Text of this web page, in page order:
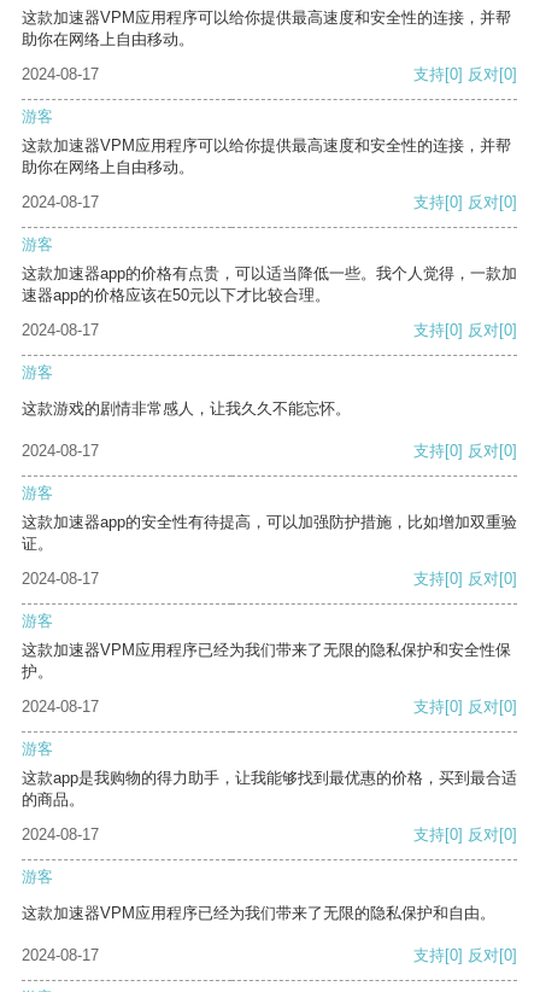
这款加速器VPM应用程序可以给你提供最高速度和安全性的连接，并帮
助你在网络上自由移动。
2024-08-17
支持[0] 反对[0]
游客
这款加速器VPM应用程序可以给你提供最高速度和安全性的连接，并帮
助你在网络上自由移动。
2024-08-17
支持[0] 反对[0]
游客
这款加速器app的价格有点贵，可以适当降低一些。我个人觉得，一款加
速器app的价格应该在50元以下才比较合理。
2024-08-17
支持[0] 反对[0]
游客
这款游戏的剧情非常感人，让我久久不能忘怀。
2024-08-17 支持[0] 反对[0]
游客
这款加速器app的安全性有待提高，可以加强防护措施，比如增加双重验
证。
2024-08-17
支持[0] 反对[0]
游客
这款加速器VPM应用程序已经为我们带来了无限的隐私保护和安全性保
护。
2024-08-17
支持[0] 反对[0]
游客
这款app是我购物的得力助手，让我能够找到最优惠的价格，买到最合适
的商品。
2024-08-17
支持[0] 反对[0]
游客
这款加速器VPM应用程序已经为我们带来了无限的隐私保护和自由。
2024-08-17 支持[0] 反对[0]